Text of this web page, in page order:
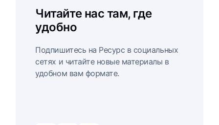
Читайте нас там, где
удобно
Подпишитесь на Ресурс в социальных
сетях и читайте новые материалы в
удобном вам формате.